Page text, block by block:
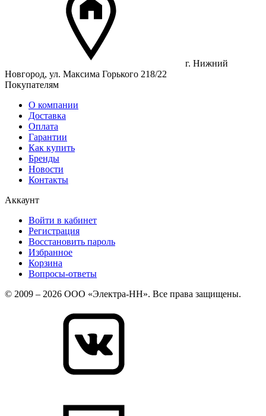
г. Нижний
Новгород, ул. Максима Горького 218/22
Покупателям
О компании
Доставка
Оплата
Гарантии
Как купить
Бренды
Новости
Контакты
Аккаунт
Войти в кабинет
Регистрация
Восстановить пароль
Избранное
Корзина
Вопросы-ответы
© 2009 – 2026 ООО «Электра-НН». Все права защищены.